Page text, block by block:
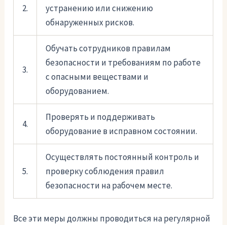
2.
устранению или снижению
обнаруженных рисков.
3.
Обучать сотрудников правилам
безопасности и требованиям по работе
с опасными веществами и
оборудованием.
4.
Проверять и поддерживать
оборудование в исправном состоянии.
5.
Осуществлять постоянный контроль и
проверку соблюдения правил
безопасности на рабочем месте.
Все эти меры должны проводиться на регулярной